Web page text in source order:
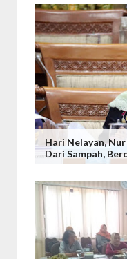
Hari Nelayan,
Dari Sampah,